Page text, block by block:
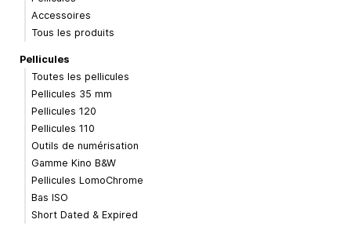
Accessoires
Tous les produits
Pellicules
Toutes les pellicules
Pellicules 35 mm
Pellicules 120
Pellicules 110
Outils de numérisation
Gamme Kino B&W
Pellicules LomoChrome
Bas ISO
Short Dated & Expired